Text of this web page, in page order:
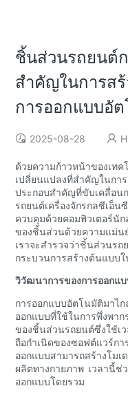
ชิ้นส่วนรถยนต์
สำคัญในการส
การออกแบบอั
2025-08-28
ด้วยความก้าวหน้าของเท
เปลี่ยนแปลงที่สำคัญในก
ประกอบสำคัญที่ขับเคลื่อน
รถยนต์เครื่องจักรกลซีเ
ควบคุมด้วยคอมพิวเตอร์นั
ของชิ้นส่วนด้วยความแม่น
เราจะสำรวจว่าชิ้นส่
กระบวนการสร้างต้นแบบ
วิวัฒนาการของการออกแ
การออกแบบอัตโนมัติมา
ออกแบบที่ใช้ในการพึ่งพา
ของชิ้นส่วนรถยนต์ซึ่งใช้เ
ถือกำเนิดของซอฟต์แวร์
ออกแบบสามารถสร้างโม
ผลิตทางกายภาพ เวลานี้ช่
ออกแบบโดยรวม